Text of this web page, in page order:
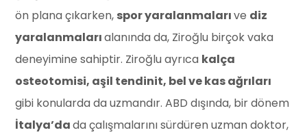
ön plana çıkarken, spor yaralanmalarıve diz
yaralanmalarıalanında da, Ziroğlu birçok vaka
deneyimine sahiptir. Ziroğlu ayrıca kalça
osteotomisi, aşil tendinit, bel ve kas ağrıları
gibi konularda da uzmandır. ABD dışında, bir dönem
İtalya’dada çalışmalarını sürdüren uzman doktor,